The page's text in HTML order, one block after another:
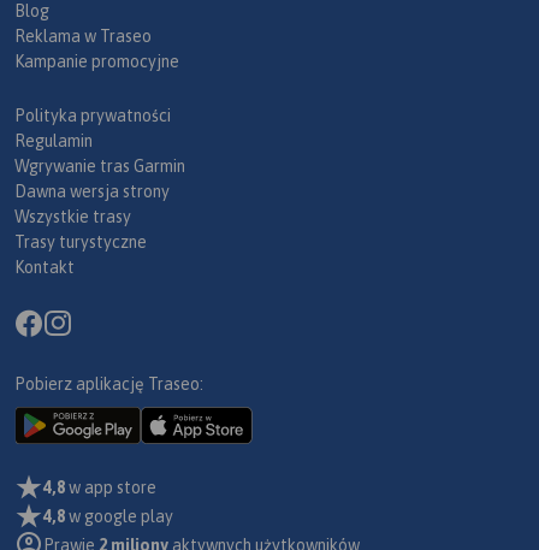
Blog
Reklama w Traseo
Kampanie promocyjne
Polityka prywatności
Regulamin
Wgrywanie tras Garmin
Dawna wersja strony
Wszystkie trasy
Trasy turystyczne
Kontakt
Pobierz aplikację Traseo:
4,8w app store
4,8w google play
Prawie 2 miliony aktywnych użytkowników